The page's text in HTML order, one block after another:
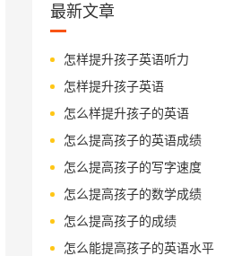
最新文章
怎样提升孩子英语听力
怎样提升孩子英语
怎么样提升孩子的英语
怎么提高孩子的英语成绩
怎么提高孩子的写字速度
怎么提高孩子的数学成绩
怎么提高孩子的成绩
怎么能提高孩子的英语水平